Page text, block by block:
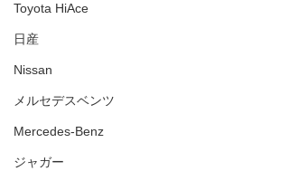
Toyota HiAce
日産
Nissan
メルセデスベンツ
Mercedes-Benz
ジャガー